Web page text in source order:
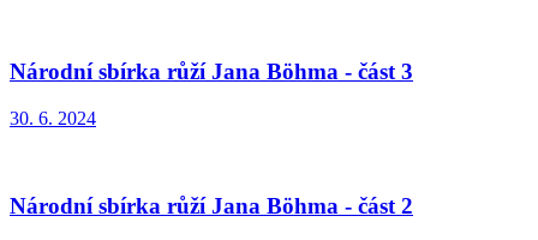
Národní sbírka růží Jana Böhma - část 3
30. 6. 2024
Národní sbírka růží Jana Böhma - část 2